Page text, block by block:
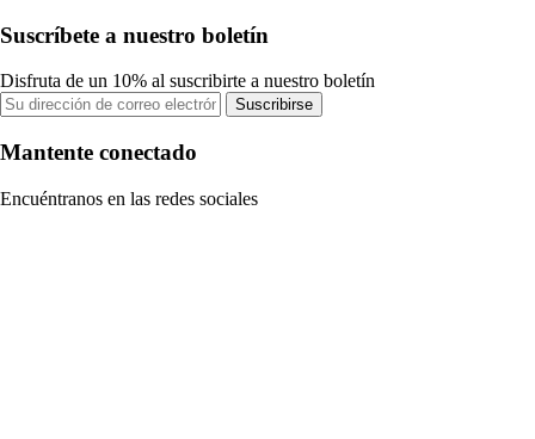
Suscríbete a nuestro boletín
Disfruta de un 10% al suscribirte a nuestro boletín
Suscribirse
Mantente conectado
Encuéntranos en las redes sociales